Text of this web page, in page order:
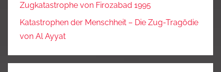
Zugkatastrophe von Firozabad 1995
Katastrophen der Menschheit – Die Zug-Tragödie
von Al Ayyat